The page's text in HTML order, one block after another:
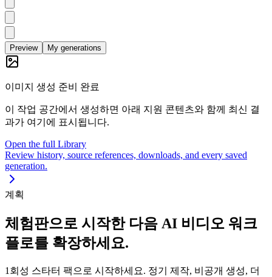
Preview My generations
이미지 생성 준비 완료
이 작업 공간에서 생성하면 아래 지원 콘텐츠와 함께 최신 결
과가 여기에 표시됩니다.
Open the full Library
Review history, source references, downloads, and every saved
generation.
계획
체험판으로 시작한 다음 AI 비디오 워크
플로를 확장하세요.
1회성 스타터 팩으로 시작하세요. 정기 제작, 비공개 생성, 더